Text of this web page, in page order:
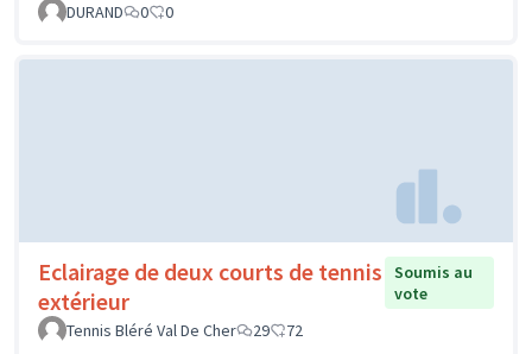
DURAND 0 0
Eclairage de deux courts de tennis
extérieur
Soumis au
vote
Tennis Bléré Val De Cher
29 72